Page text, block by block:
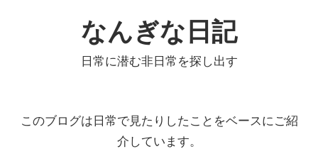
なんぎな日記
日常に潜む非日常を探し出す
このブログは日常で見たりしたことをベースにご紹
介しています。